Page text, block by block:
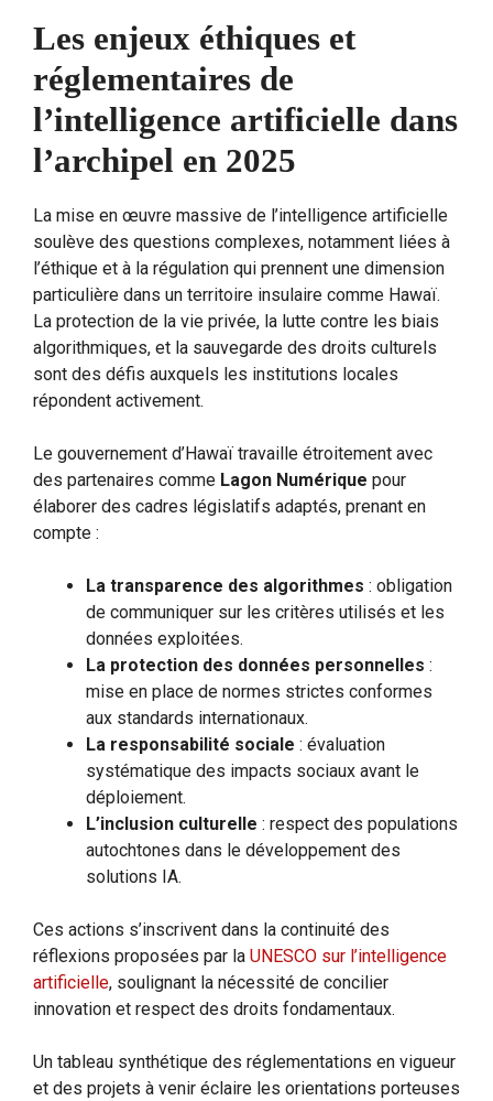
Les enjeux éthiques et
réglementaires de
l’intelligence artificielle dans
l’archipel en 2025
La mise en œuvre massive de l’intelligence artificielle
soulève des questions complexes, notamment liées à
l’éthique et à la régulation qui prennent une dimension
particulière dans un territoire insulaire comme Hawaï.
La protection de la vie privée, la lutte contre les biais
algorithmiques, et la sauvegarde des droits culturels
sont des défis auxquels les institutions locales
répondent activement.
Le gouvernement d’Hawaï travaille étroitement avec
des partenaires comme Lagon Numérique pour
élaborer des cadres législatifs adaptés, prenant en
compte :
La transparence des algorithmes : obligation
de communiquer sur les critères utilisés et les
données exploitées.
La protection des données personnelles :
mise en place de normes strictes conformes
aux standards internationaux.
La responsabilité sociale : évaluation
systématique des impacts sociaux avant le
déploiement.
L’inclusion culturelle : respect des populations
autochtones dans le développement des
solutions IA.
Ces actions s’inscrivent dans la continuité des
réflexions proposées par la UNESCO sur l’intelligence
artificielle, soulignant la nécessité de concilier
innovation et respect des droits fondamentaux.
Un tableau synthétique des réglementations en vigueur
et des projets à venir éclaire les orientations porteuses